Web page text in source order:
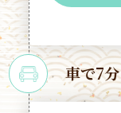
車で7分